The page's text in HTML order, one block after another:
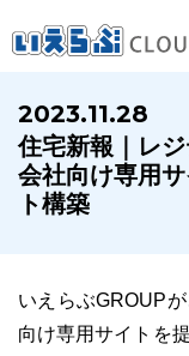
賃貸仲介
業務向け機能
2023.11.28
住宅新報｜レ
会社向け専用
ト構築
いえらぶGROUP
向け専用サイトを